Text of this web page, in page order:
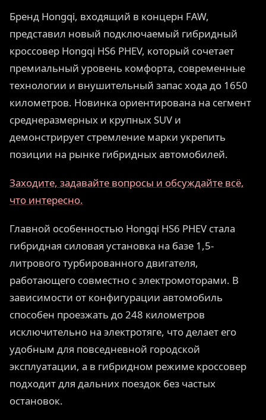
Бренд Hongqi, входящий в концерн FAW,
представил новый подключаемый гибридный
кроссовер Hongqi HS6 PHEV, который сочетает
премиальный уровень комфорта, современные
технологии и внушительный запас хода до 1650
километров. Новинка ориентирована на сегмент
среднеразмерных и крупных SUV и
демонстрирует стремление марки укрепить
позиции на рынке гибридных автомобилей.
Заходите, задавайте вопросы и обсуждайте всё,
что интересно.
Главной особенностью Hongqi HS6 PHEV стала
гибридная силовая установка на базе 1,5-
литрового турбированного двигателя,
работающего совместно с электромоторами. В
зависимости от конфигурации автомобиль
способен проезжать до 248 километров
исключительно на электротяге, что делает его
удобным для повседневной городской
эксплуатации, а в гибридном режиме кроссовер
подходит для дальних поездок без частых
остановок.